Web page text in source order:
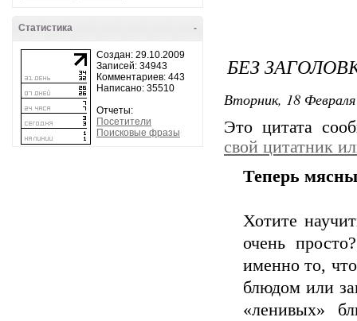
-
Статистика
Создан: 29.10.2009
Записей: 34943
Комментариев: 443
Написано: 35510
Отчеты:
Посетители
Поисковые фразы
БЕЗ
Вторник, 18
Это цитата
свой цитатник
Теперь
Хотите
очень
именно то,
блюдом или
«ленивых»